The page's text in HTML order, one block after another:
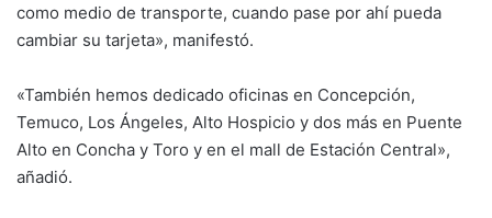
como medio de transporte, cuando pase por ahí pueda
cambiar su tarjeta», manifestó.
«También hemos dedicado oficinas en Concepción,
Temuco, Los Ángeles, Alto Hospicio y dos más en Puente
Alto en Concha y Toro y en el mall de Estación Central»,
añadió.